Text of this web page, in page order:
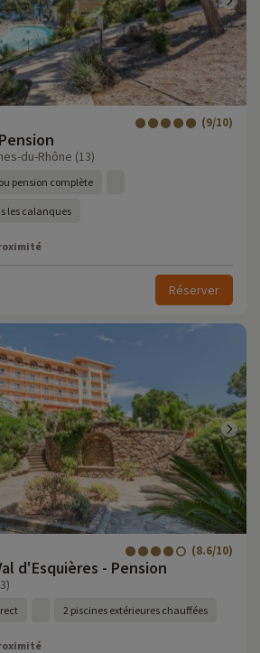
(9/10)
du-Rhône (13)
pension complète
les calanques
Réserver
d'Esquières - Pension
(8.6/10)
2 piscines extérieures chauffées